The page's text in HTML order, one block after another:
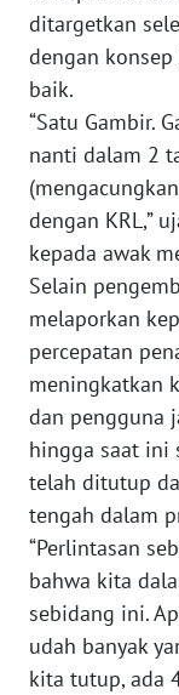
ditargetkan
dengan
baik.
“Satu Gambir.
nanti dalam 2
dengan KRL,”
kepada awak
Selain
melaporkan
percepatan
meningkatkan
dan pengguna
hingga saat ini
telah ditutup
tengah dalam
“Perlintasan
bahwa kita
sebidang ini.
udah banyak
kita tutup, ada
NTT
WN
KEPRI
WN
PAPUA
PAPUA
BARAT
WN
RIAU
WN
SERAMBI
JAMBI
WN
SULTRA